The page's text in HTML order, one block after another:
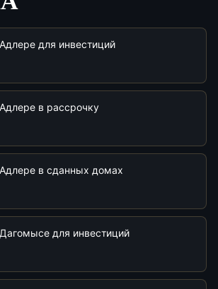
для инвестиций
в рассрочку
в сданных домах
для инвестиций